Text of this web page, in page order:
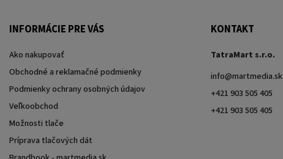
INFORMÁCIE PRE VÁS
Ako nakupovať
Obchodné a reklamačné podmienky
Podmienky ochrany osobných údajov
Veľkoobchod
Možnosti tlače
Príprava tlačových dát
KONTAKT
TatraMart s.r.o.
info@martmedia.sk
+421 903 505 405
+421 903 505 405